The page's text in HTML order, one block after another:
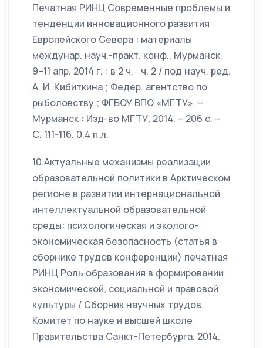
Печатная РИНЦ Современные проблемы и
тенденции инновационного развития
Европейского Севера : материалы
междунар. науч.-практ. конф., Мурманск,
9–11 апр. 2014 г. : в 2 ч. : ч. 2 / под науч. ред.
А. И. Кибиткина ; Федер. агентство по
рыболовству ; ФГБОУ ВПО «МГТУ». –
Мурманск : Изд-во МГТУ, 2014. – 206 с. –
С. 111-116. 0,4 п.л.
10.Актуальные механизмы реализации
образовательной политики в Арктическом
регионе в развитии интернациональной
интеллектуальной образовательной
среды: психологическая и эколого-
экономическая безопасность (статья в
сборнике трудов конференции) печатная
РИНЦ Роль образования в формировании
экономической, социальной и правовой
культуры / Сборник научных трудов.
Комитет по науке и высшей школе
Правительства Санкт-Петербурга. 2014.